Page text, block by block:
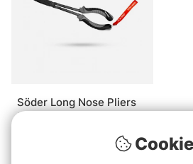
Söder Long Nose Pliers
28cm, Black Carbon